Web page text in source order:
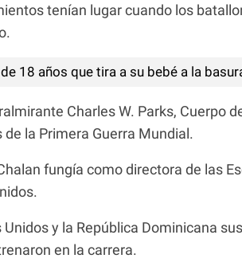
tenían lugar cuando los
18 años que tira a su bebé a la
Charles W. Parks, Cuerpo
la Primera Guerra Mundial.
fungía como directora de las
y la República Dominicana
en la carrera.